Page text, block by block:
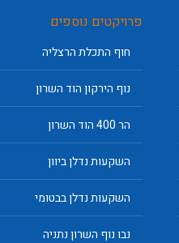
פרויקטים נוספים
חוף התכלת הרצליה
נוף הירקון הוד השרון
הר 400 הוד השרון
השקעות נדלן ביוון
השקעות נדלן בבטומי
נבו נוף השרון נתניה